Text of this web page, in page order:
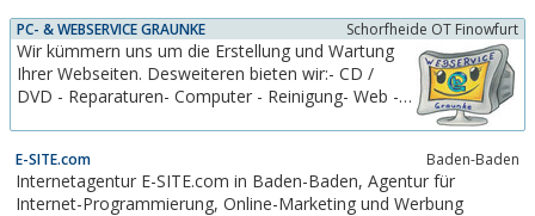
Internetseiten, Domainanmeldung und
Webhosting. Beachten Sie: Eine gute Website ist
ein wichtiger Schlüssel zum Erfolg, da das
Internet das Schnellste...
PC- & WEBSERVICE GRAUNKE Schorfheide OT Finowfurt
Wir kümmern uns um die Erstellung und Wartung
Ihrer Webseiten. Desweiteren bieten wir:- CD /
DVD - Reparaturen- Computer - Reinigung- Web -
E-SITE.com Baden-Baden
Internetagentur E-SITE.com in Baden-Baden, Agentur für
Internet-Programmierung, Online-Marketing und Werbung